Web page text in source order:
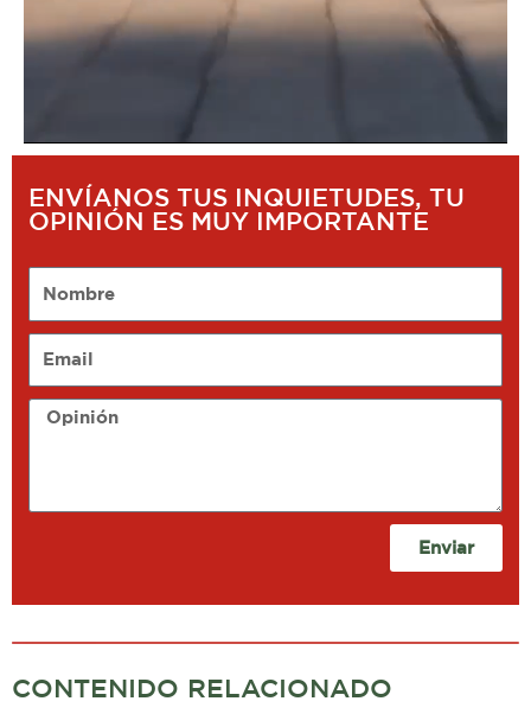
ENVÍANOS TUS INQUIETUDES, TU
OPINIÓN ES MUY IMPORTANTE
Opinión
Enviar
CONTENIDO RELACIONADO